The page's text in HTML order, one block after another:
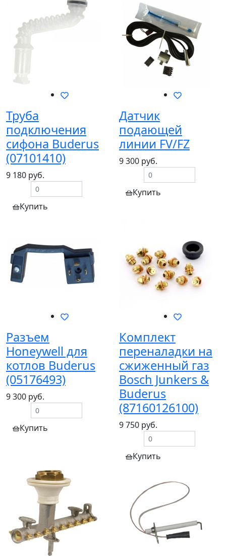
Труба
подключения
сифона Buderus
(07101410)
9 180 руб.
Купить
Датчик
подающей
линии FV/FZ
9 300 руб.
Купить
Разъем
Honeywell для
котлов Buderus
(05176493)
9 300 руб.
Купить
Комплект
переналадки на
сжиженный газ
Bosch Junkers &
Buderus
(87160126100)
9 750 руб.
Купить